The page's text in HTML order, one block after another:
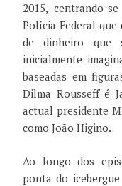
2015, centrando-
Polícia Federal que
de dinheiro que
inicialmente
baseadas em
Dilma Rousseff é
actual presidente
como João Higino.
Ao longo dos
ponta do